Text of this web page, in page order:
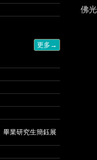
更多→
畢業研究生簡鈺展
佛